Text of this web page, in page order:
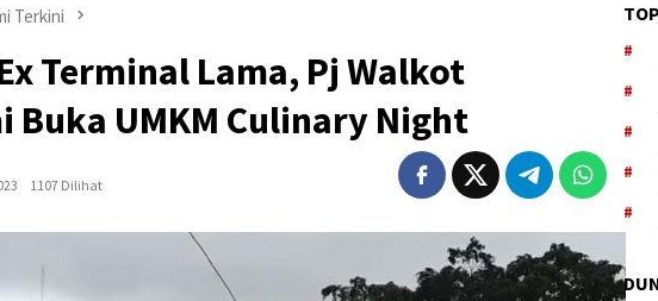
Terkini
Terminal Lama, Pj Walkot
Buka UMKM Culinary Night
1107 Dilihat